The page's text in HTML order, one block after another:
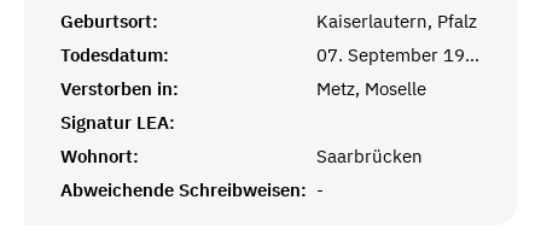
Geburtsort:
Kaiserlautern, Pfalz
Todesdatum:
07. September 1977
Verstorben in:
Metz, Moselle
Signatur LEA:
Wohnort:
Saarbrücken
Abweichende Schreibweisen: -